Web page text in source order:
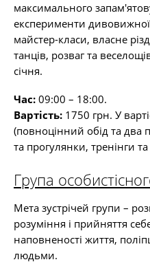
максимального
експерименти дивовижної
майстер-класи, власне
танців, розваг та
січня.
Час: 09:00 – 18:00.
Вартість: 1750 грн. У
(повноцінний обід та два
та прогулянки, тренінги
Група
Мета зустрічей групи –
розуміння і прийняття
наповненості життя,
людьми.